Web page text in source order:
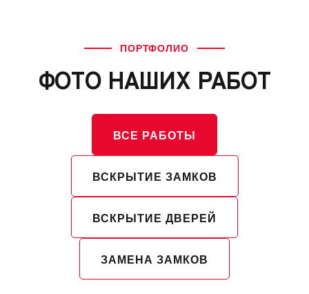
ПОРТФОЛИО
ФОТО НАШИХ РАБОТ
ВСЕ РАБОТЫ
ВСКРЫТИЕ ЗАМКОВ
ВСКРЫТИЕ ДВЕРЕЙ
ЗАМЕНА ЗАМКОВ